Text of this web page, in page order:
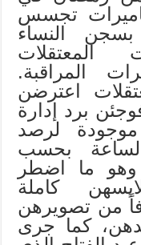
تجسس
النساء
المعتقلات
المراقبة.
اعترضن
برد إدارة
لرصد
بحسب
وهو ما اضطر
كاملة
من تصويرهن
كما جرى